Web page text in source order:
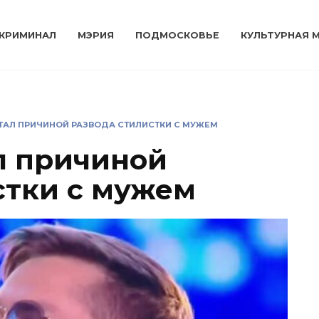
КРИМИНАЛ МЭРИЯ ПОДМОСКОВЬЕ КУЛЬТУРНАЯ
ПРИЧИНОЙ РАЗВОДА СТИЛИСТКИ С МУЖЕМ
причиной
с мужем